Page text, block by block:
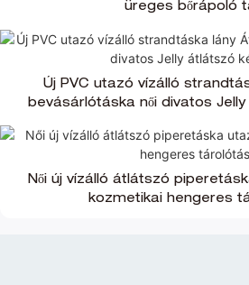
üreges bőrápoló
Új PVC utazó vízálló
bevásárlótáska női divatos
Női új vízálló átlátszó
kozmetikai hengeres